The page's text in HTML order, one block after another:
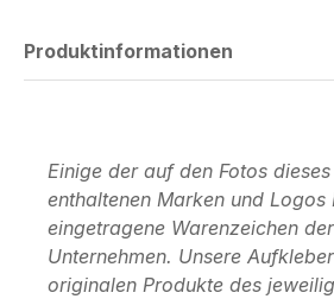
Produktinformationen
Einige der auf den Fotos
enthaltenen Marken und Logos
eingetragene Warenzeichen
Unternehmen. Unsere
originalen Produkte des